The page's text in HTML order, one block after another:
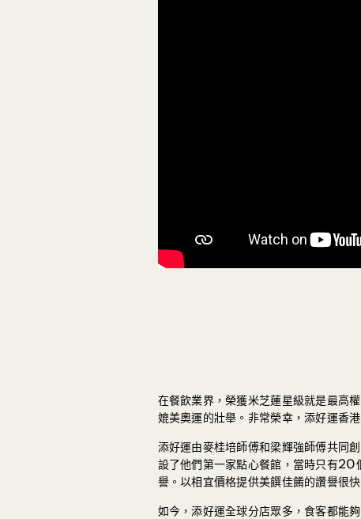
在餐飲業界，榮獲米芝蓮星級就是最高
媲美奧運的壯舉。非常榮幸，添好運香
添好運由麥桂培師傅和梁輝強師傅共同
設了他們第一家點心餐館，當時只有20
譽。以相宜價格提供美饌佳餚的讚譽很
如今，添好運全球分店眾多，食客都能